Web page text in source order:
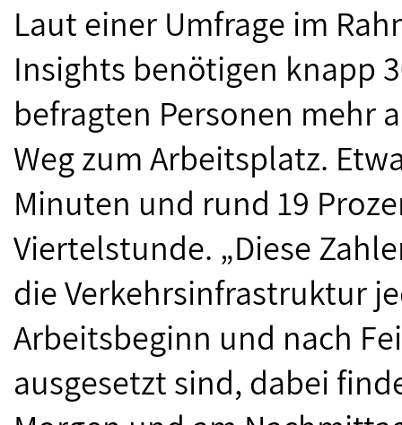
Laut einer Umfrage im
Insights benötigen knapp
befragten Personen mehr
Weg zum Arbeitsplatz.
Minuten und rund 19
Viertelstunde. „Diese
die Verkehrsinfrastruktur
Arbeitsbeginn und nach
ausgesetzt sind, dabei